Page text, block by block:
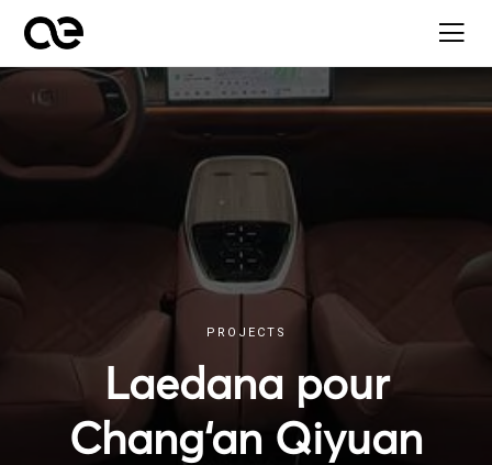
PROJECTS
Laedana pour
Chang‘an Qiyuan